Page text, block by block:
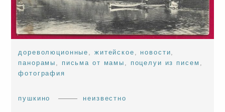
дореволюционные житейское новости
панорамы
письма от мамы поцелуи из писем
фотография
пушкино неизвестно